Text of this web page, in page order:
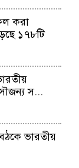
মেয়েরা
সাক্ষাৎ
করা
১৭৮টি
স...
ভারতীয়